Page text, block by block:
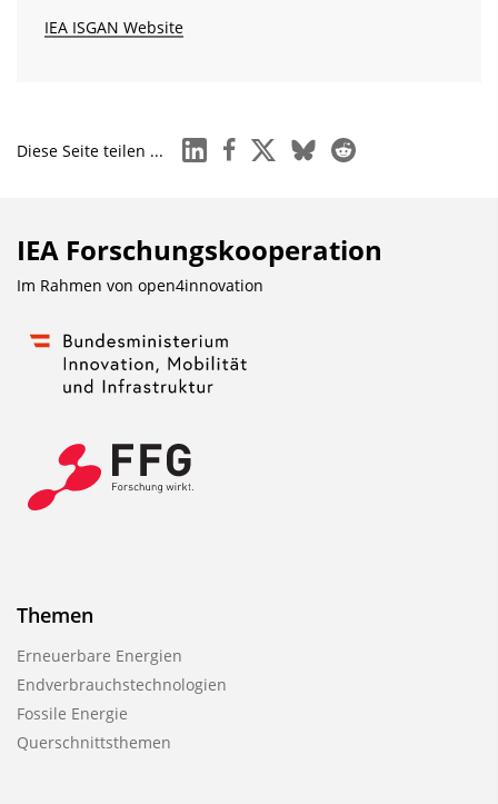
IEA ISGAN Website
Diese Seite teilen ... linkedinfacebook
x blueskyreddit
IEA Forschungs­kooperation
Im Rahmen von open4innovation
Themen
Erneuerbare Energien
Endverbrauchstechnologien
Fossile Energie
Querschnittsthemen